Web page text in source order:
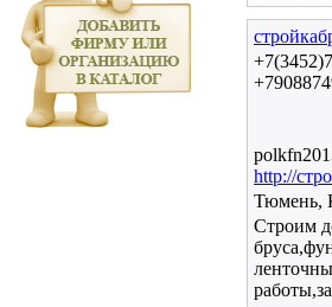
http://
Тюмень,
Строим